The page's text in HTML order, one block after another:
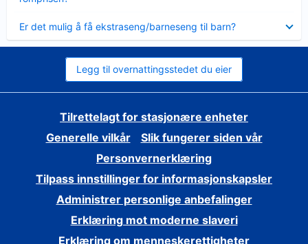
Er det mulig å få ekstraseng/barneseng til barn?
mindre
Legg til overnattingsstedet du eier
Tilrettelagt for stasjonære enheter
Generelle vilkår
Slik fungerer siden vår
Personvernerklæring
Tilpass innstillinger for informasjonskapsler
Administrer personlige anbefalinger
Erklæring mot moderne slaveri
Erklæring om menneskerettigheter